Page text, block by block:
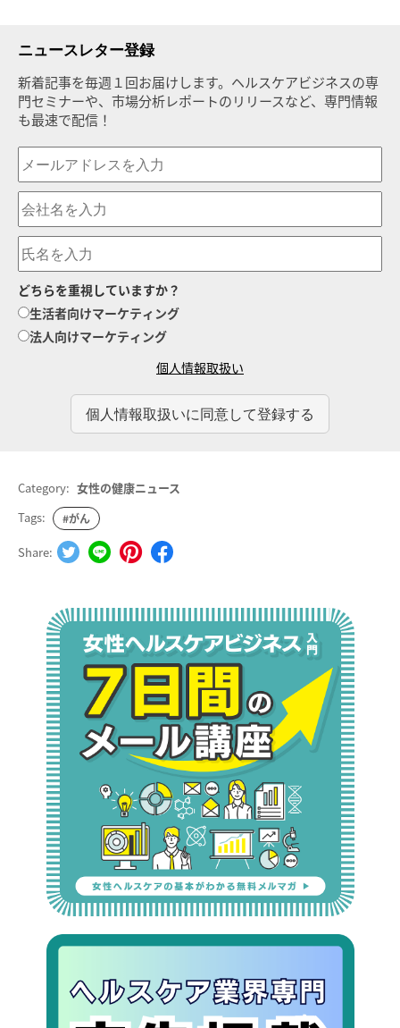
ニュースレター登録
新着記事を毎週１回お届けします。ヘルスケアビジネスの専
門セミナーや、市場分析レポートのリリースなど、専門情報
も最速で配信！
どちらを重視していますか？
生活者向けマーケティング
法人向けマーケティング
個人情報取扱い
Category: 女性の健康ニュース
Tags:
#がん
Share: